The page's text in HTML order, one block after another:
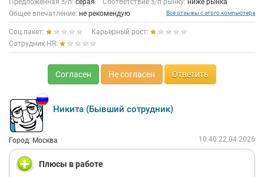
Предложенная з/п: серая Соответствие з/п рынку: ниже рынка
Общее впечатление: не рекомендую Все отзывы с этого компьютера
Соц.пакет:
Карьерный рост:
Сотрудник HR:
Согласен Не согласен Ответить
Никита (Бывший сотрудник)
Город: Москва 10:40 22.04.2026
Плюсы в работе